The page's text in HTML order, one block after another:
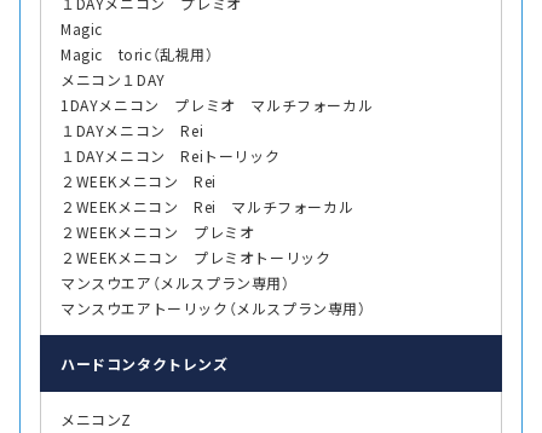
Magic
Magic toric（乱視用）
メニコン１DAY
1DAYメニコン プレミオ マルチフォーカル
１DAYメニコン Rei
１DAYメニコン Reiトーリック
２WEEKメニコン Rei
２WEEKメニコン Rei マルチフォーカル
２WEEKメニコン プレミオ
２WEEKメニコン プレミオトーリック
マンスウエア（メルスプラン専用）
マンスウエアトーリック（メルスプラン専用）
ハード コンタクトレンズ
メニコンZ